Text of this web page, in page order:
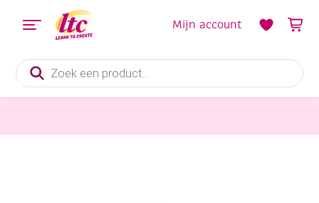
Producten
zoeken
Mijn account